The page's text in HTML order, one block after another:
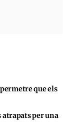
que els
atrapats per una